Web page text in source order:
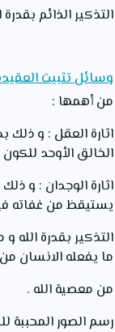
التذكير الذائم
وسائل تثبيت
من أهمها :
اثارة العقل : و ذلك
الخالق الأوحد
اثارة الوجدان : و
يستيقظ من غفاته
التذكير بقدرة الله
ما يفعله الانسان
من معصية الله .
رسم الصور المحببة